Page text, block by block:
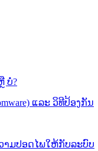
ບໍ່?
ແລະ ວິທີປ້ອງກັນ
າມປອດໄພໃຫ້ກັບລະບົບ